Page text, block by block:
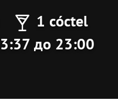
1 cóctel
до 23:00